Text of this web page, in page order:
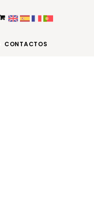
CONTACTOS